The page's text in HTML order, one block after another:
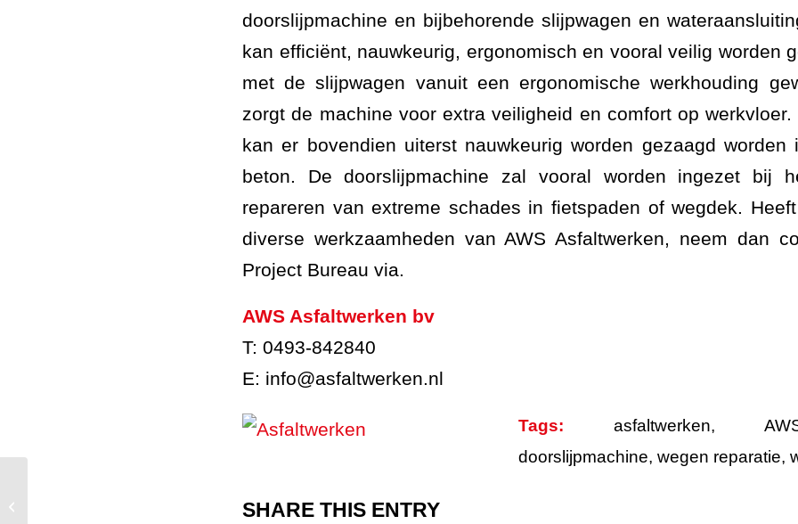
doorslijpmachine en bijbehorende slijpwagen en
kan efficiënt, nauwkeurig, ergonomisch en vooral veilig worden
met de slijpwagen vanuit een ergonomische werkhouding
zorgt de machine voor extra veiligheid en comfort op
kan er bovendien uiterst nauwkeurig worden gezaagd
beton. De doorslijpmachine zal vooral worden ingezet bij
repareren van extreme schades in fietspaden of wegdek.
diverse werkzaamheden van AWS Asfaltwerken, neem dan
Project Bureau via.
AWS Asfaltwerken bv
T: 0493-842840
E: info@asfaltwerken.nl
Tags: asfaltwerken,
doorslijpmachine, wegen reparatie,
SHARE THIS ENTRY